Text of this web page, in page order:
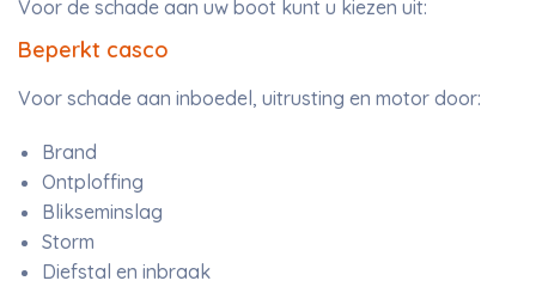
Voor de schade aan uw boot kunt u kiezen uit:
Beperkt casco
Voor schade aan inboedel, uitrusting en motor door:
Brand
Ontploffing
Blikseminslag
Storm
Diefstal en inbraak